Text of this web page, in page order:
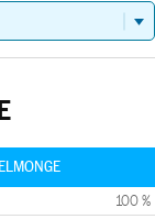
100 %